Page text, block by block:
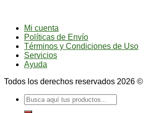
Mi cuenta
Políticas de Envío
Términos y Condiciones de Uso
Servicios
Ayuda
Todos los derechos reservados 2026 ©
Buscar
por: